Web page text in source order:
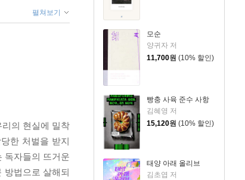
모순
양귀자 저
11,700원 (10% 할인)
빵충 사육 준수 사항
김혜영 저
15,120원 (10% 할인)
태양 아래 올리브
김초엽 저
펼쳐보기
의 현실에 밀착
한 처벌을 받지
독자들의 뜨거운
방법으로 살해되